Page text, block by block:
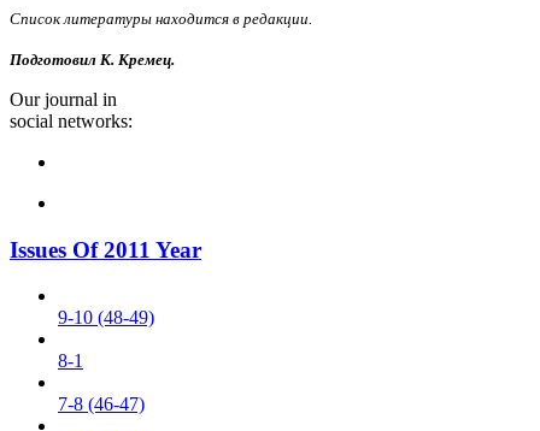
Список литературы находится в редакции.
Подготовил К. Кремец.
Our journal in
social networks:
Issues Of 2011 Year
9-10 (48-49)
8-1
7-8 (46-47)